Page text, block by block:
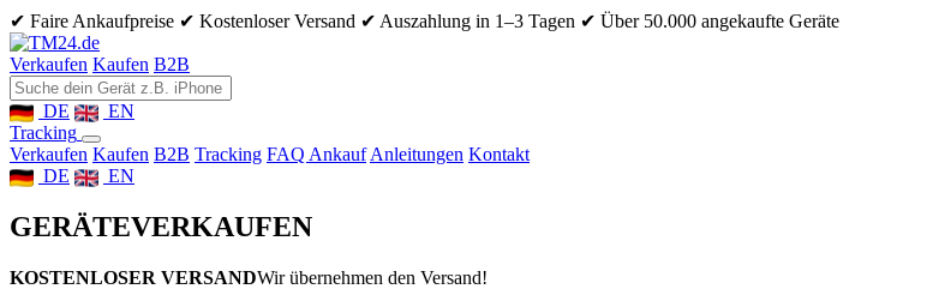
✔ Faire Ankaufpreise ✔ Kostenloser Versand ✔ Auszahlung in 1–3 Tagen ✔ Über 50.000 angekaufte Geräte
Verkaufen Kaufen B2B
DE
EN
Tracking
Verkaufen Kaufen B2B Tracking FAQ Ankauf Anleitungen Kontakt
DE
EN
GERÄTEVERKAUFEN
KOSTENLOSER VERSANDWir übernehmen den Versand!